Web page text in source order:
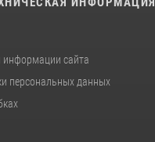
информации сайта
персональных данных